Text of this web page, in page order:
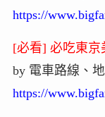
https://
[必看] 必吃東京
by 電車路線、
https://